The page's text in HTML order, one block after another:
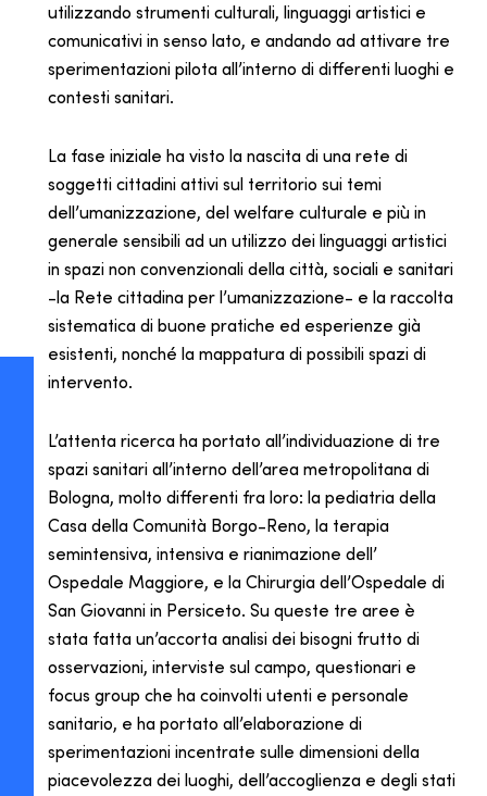
utilizzando strumenti culturali, linguaggi artistici e
comunicativi in senso lato, e andando ad attivare tre
sperimentazioni pilota all’interno di differenti luoghi e
contesti sanitari.
La fase iniziale ha visto la nascita di una rete di
soggetti cittadini attivi sul territorio sui temi
dell’umanizzazione, del welfare culturale e più in
generale sensibili ad un utilizzo dei linguaggi artistici
in spazi non convenzionali della città, sociali e sanitari
-la Rete cittadina per l’umanizzazione- e la raccolta
sistematica di buone pratiche ed esperienze già
esistenti, nonché la mappatura di possibili spazi di
intervento.
L’attenta ricerca ha portato all’individuazione di tre
spazi sanitari all’interno dell’area metropolitana di
Bologna, molto differenti fra loro: la pediatria della
Casa della Comunità Borgo-Reno, la terapia
semintensiva, intensiva e rianimazione dell’
Ospedale Maggiore, e la Chirurgia dell’Ospedale di
San Giovanni in Persiceto. Su queste tre aree è
stata fatta un’accorta analisi dei bisogni frutto di
osservazioni, interviste sul campo, questionari e
focus group che ha coinvolti utenti e personale
sanitario, e ha portato all’elaborazione di
sperimentazioni incentrate sulle dimensioni della
piacevolezza dei luoghi, dell’accoglienza e degli stati